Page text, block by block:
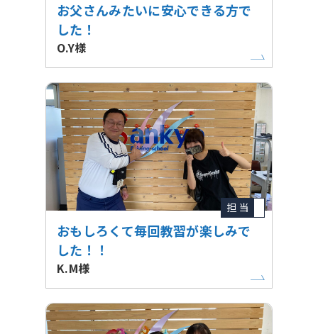
お父さんみたいに安心できる方で
した！
O.Y様
担 当
おもしろくて毎回教習が楽しみで
した！！
K.M様